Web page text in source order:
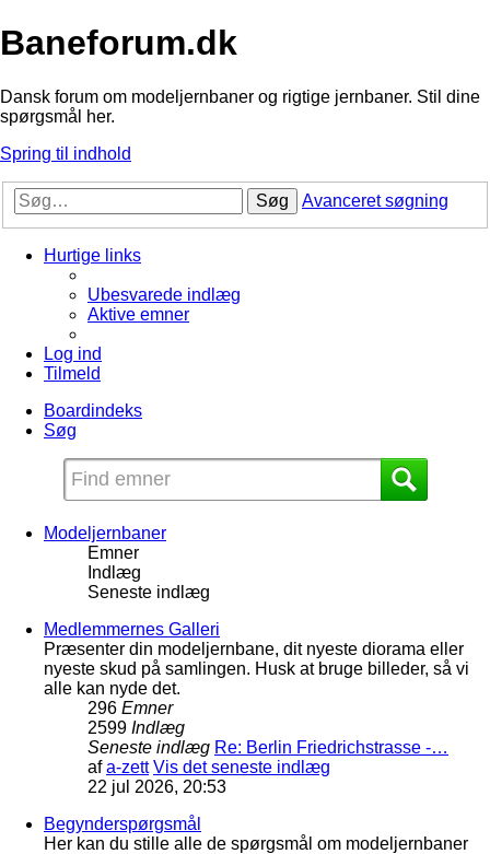
Baneforum.dk
Dansk forum om modeljernbaner og rigtige jernbaner. Stil dine
spørgsmål her.
Spring til indhold
Søg Avanceret søgning
Hurtige links
Ubesvarede indlæg
Aktive emner
Log ind
Tilmeld
Boardindeks
Søg
Modeljernbaner
Emner
Indlæg
Seneste indlæg
Medlemmernes Galleri
Præsenter din modeljernbane, dit nyeste diorama eller
nyeste skud på samlingen. Husk at bruge billeder, så vi
alle kan nyde det.
296 Emner
2599 Indlæg
Seneste indlæg Re: Berlin Friedrichstrasse -…
afa-zett Vis det seneste indlæg
22 jul 2026, 20:53
Begynderspørgsmål
Her kan du stille alle de spørgsmål om modeljernbaner